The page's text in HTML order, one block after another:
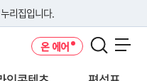
리집입니다.
온 에어